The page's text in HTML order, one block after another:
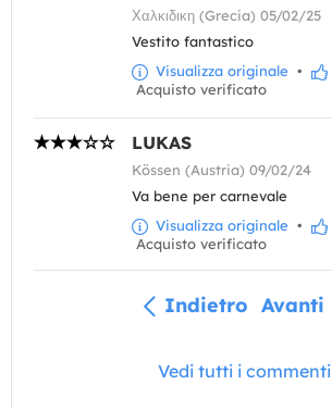
Χαλκιδικη (Grecia) 05/02/25
Vestito fantastico
Visualizza originale •
Acquisto verificato
LUKAS
Kössen (Austria) 09/02/24
Va bene per carnevale
Visualizza originale •
Acquisto verificato
Indietro Avanti
Vedi tutti i commenti